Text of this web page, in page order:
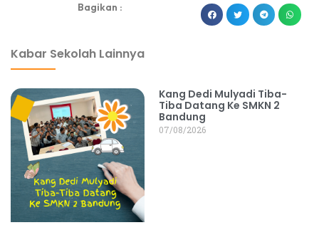
Bagikan :
Kabar Sekolah Lainnya
Kang Dedi Mulyadi Tiba-
Tiba Datang Ke SMKN 2
Bandung
07/08/2026